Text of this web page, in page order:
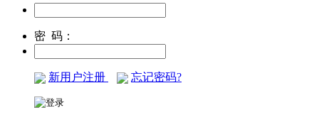
密 码：
新用户注册 忘记密码?